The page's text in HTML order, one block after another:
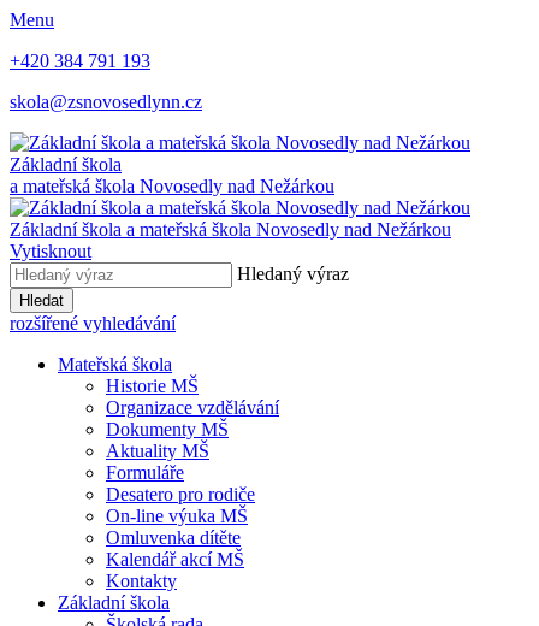
Menu
+420 384 791 193
skola@zsnovosedlynn.cz
Základní škola
a mateřská škola Novosedly nad Nežárkou
Základní škola a mateřská škola Novosedly nad Nežárkou
Vytisknout
Hledaný výraz
Hledat
rozšířené vyhledávání
Mateřská škola
Historie MŠ
Organizace vzdělávání
Dokumenty MŠ
Aktuality MŠ
Formuláře
Desatero pro rodiče
On-line výuka MŠ
Omluvenka dítěte
Kalendář akcí MŠ
Kontakty
Základní škola